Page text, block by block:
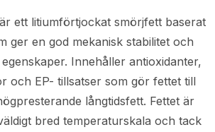
ett litiumförtjockat smörjfett baserat
ger en god mekanisk stabilitet och
Innehåller antioxidanter,
och EP- tillsatser som gör fettet till
långtidsfett. Fettet är
bred temperaturskala och tack